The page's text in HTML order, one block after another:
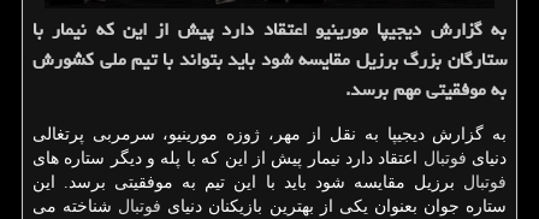
به گزارش دیجیپا مورینیو اعتقاد دارد پیش از این كه نیمار با
ستارگان بزرگ برزیل مقایسه شود باید بتواند با تیم ملی كشورش
به موفقیتی مهم برسد.
به گزارش دیجیپا به نقل از مهر، ژوزه مورینیو، سرمربی پرتغالی
دنیای فوتبال اعتقاد دارد نیمار پیش از این كه با پله و دیگر ستاره های
فوتبال برزیل مقایسه شود باید با این تیم به موفقیتی برسد. این
ستاره جوان بعنوان یكی از بهترین بازیكنان دنیای فوتبال شناخته می